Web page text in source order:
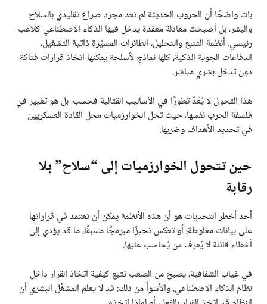
بات واضحًا أن الحروب الحديثة لم تعد مجرد صراع تقليدي بالسلاح
والبشر، بل أصبحت معادلة معقدة يدخل فيها الذكاء الاصطناعي كلاعب
رئيسي. أنظمة التتبع والتحليل، الطائرات المسيّرة ذاتية التشغيل،
الدفاعات الجوية الذكية، كلها نماذج لأسلحة يمكنها اتخاذ قرارات فتاكة
دون تدخل بشري مباشر.
هذا التحول لا يُعَدّ تطورًا في الأساليب القتالية فحسب، بل هو تغيير في
فلسفة الحرب نفسها، حيث تحل الخوارزميات محل القادة العسكريين
في تحديد الأهداف وضربها.
حين تتحول الخوارزميات إلى “سلاح” بلا
رقابة
أحد أخطر التحديات هو أن هذه الأنظمة يمكن أن تعتمد في قراراتها
على بيانات مغلوطة، أو تعكس تحيزًا مبرمجًا مسبقًا، ما قد يؤدي إلى
أخطاء قاتلة لا يُعرف من يُحاسب عليها.
في غياب الشفافية، يصبح من الصعب تتبع كيفية اتخاذ القرار داخل
نظام الذكاء الاصطناعي. والأسوأ من ذلك: قد لا يعلم المشغِّل البشري أن